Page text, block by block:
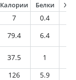
Калории Белки
7 0.4
79.4 6.4
37.5 1
126 5.9